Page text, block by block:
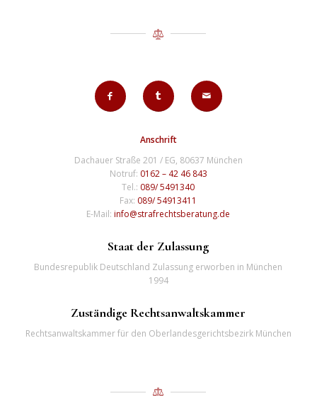
Anschrift
Dachauer Straße 201 / EG, 80637 München
Notruf: 0162 – 42 46 843
Tel.: 089/ 5491340
Fax: 089/ 54913411
E-Mail:info@strafrechtsberatung.de
Staat der Zulassung
Bundesrepublik Deutschland Zulassung erworben in München
1994
Zuständige Rechtsanwaltskammer
Rechtsanwaltskammer für den Oberlandesgerichtsbezirk München